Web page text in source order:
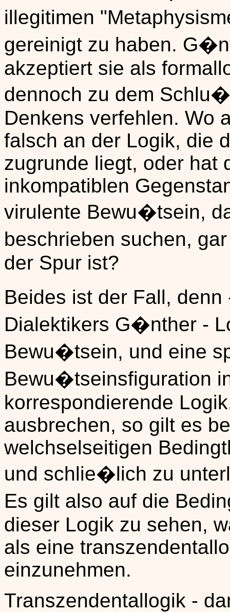
illegitimen
gereinigt zu haben.
akzeptiert sie als
dennoch zu dem
Denkens verfehlen. Wo
falsch an der Logik, die
zugrunde liegt, oder hat
inkompatiblen
virulente Bewu�tsein,
beschrieben suchen,
der Spur ist?
Beides ist der Fall,
Dialektikers G�nther -
Bewu�tsein, und eine
Bewu�tseinsfiguration
korrespondierende
ausbrechen, so gilt es
welchselseitigen
und schlie�lich zu
Es gilt also auf die
dieser Logik zu sehen,
als eine
einzunehmen.
Transzendentallogik -